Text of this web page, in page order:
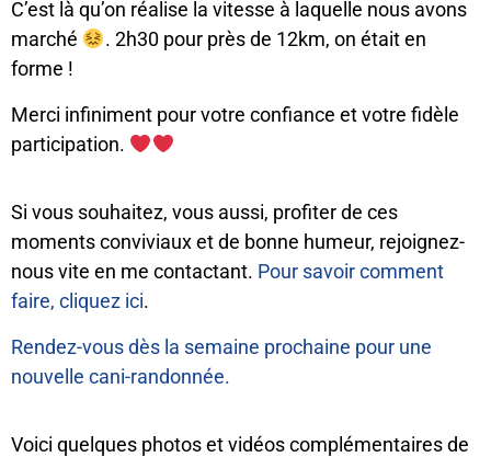
C’est là qu’on réalise la vitesse à laquelle nous avons
marché
. 2h30 pour près de 12km, on était en
forme !
Merci infiniment pour votre confiance et votre fidèle
participation.
Si vous souhaitez, vous aussi, profiter de ces
moments conviviaux et de bonne humeur, rejoignez-
nous vite en me contactant. Pour savoir comment
faire, cliquez ici.
Rendez-vous dès la semaine prochaine pour une
nouvelle cani-randonnée.
Voici quelques photos et vidéos complémentaires de